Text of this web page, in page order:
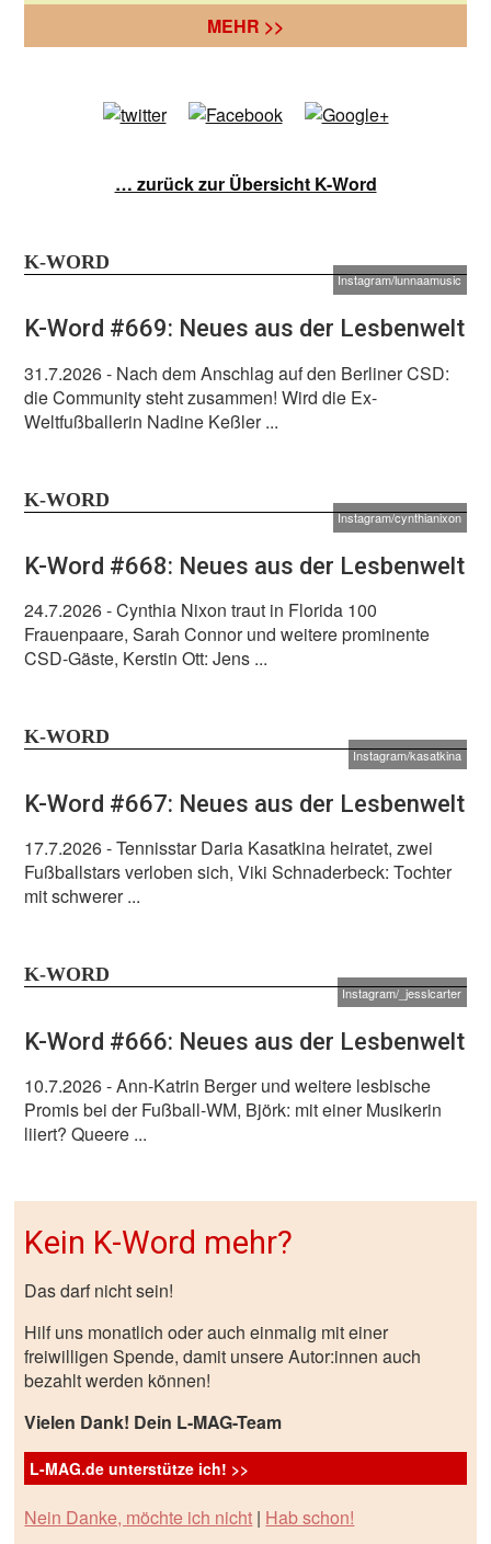
MEHR >>
… zurück zur Übersicht K-Word
K-WORD
Instagram/lunnaamusic
K-Word #669: Neues aus der Lesbenwelt
31.7.2026- Nach dem Anschlag auf den Berliner CSD:
die Community steht zusammen! Wird die Ex-
Weltfußballerin Nadine Keßler ...
K-WORD
Instagram/cynthianixon
K-Word #668: Neues aus der Lesbenwelt
24.7.2026- Cynthia Nixon traut in Florida 100
Frauenpaare, Sarah Connor und weitere prominente
CSD-Gäste, Kerstin Ott: Jens ...
K-WORD
Instagram/kasatkina
K-Word #667: Neues aus der Lesbenwelt
17.7.2026- Tennisstar Daria Kasatkina heiratet, zwei
Fußballstars verloben sich, Viki Schnaderbeck: Tochter
mit schwerer ...
K-WORD
Instagram/_jesslcarter
K-Word #666: Neues aus der Lesbenwelt
10.7.2026- Ann-Katrin Berger und weitere lesbische
Promis bei der Fußball-WM, Björk: mit einer Musikerin
liiert? Queere ...
Kein K-Word mehr?
Das darf nicht sein!
Hilf uns monatlich oder auch einmalig mit einer
freiwilligen Spende, damit unsere Autor:innen auch
bezahlt werden können!
Vielen Dank! Dein L-MAG-Team
L-MAG.de unterstütze ich! >>
Nein Danke, möchte ich nicht | Hab schon!